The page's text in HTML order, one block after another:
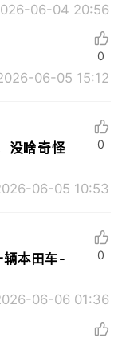
06-04 20:56
06-05 15:12
0
没啥奇怪
06-05 10:53
0
辆本田车-
06-06 01:36
0